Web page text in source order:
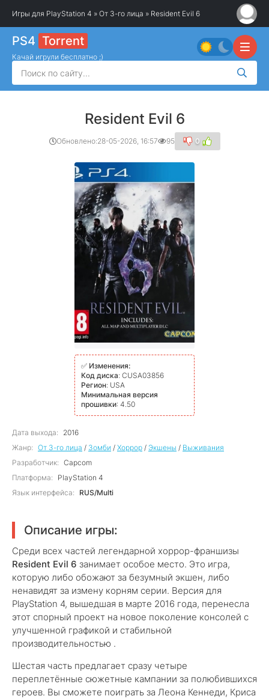
Игры для PlayStation 4 » От 3-го лица » Resident Evil 6
PS4 Torrent
Качай игрули бесплатно ;)
Resident Evil 6
Обновлено:28-05-2026, 16:57 95 0
✅ Изменения:
Код диска: CUSA03856
Регион: USA
Минимальная версия
прошивки: 4.50
Дата выхода:
2016
Жанр: От 3-го лица / Зомби / Хоррор / Экшены / Выживания
Разработчик: Capcom
Платформа:
PlayStation 4
Язык интерфейса:
RUS/Multi
Описание игры:
Среди всех частей легендарной хоррор-франшизы
Resident Evil 6 занимает особое место. Это игра,
которую либо обожают за безумный экшен, либо
ненавидят за измену корням серии. Версия для
PlayStation 4, вышедшая в марте 2016 года, перенесла
этот спорный проект на новое поколение консолей с
улучшенной графикой и стабильной
производительностью .
Шестая часть предлагает сразу четыре
переплетённые сюжетные кампании за полюбившихся
героев. Вы сможете поиграть за Леона Кеннеди, Криса